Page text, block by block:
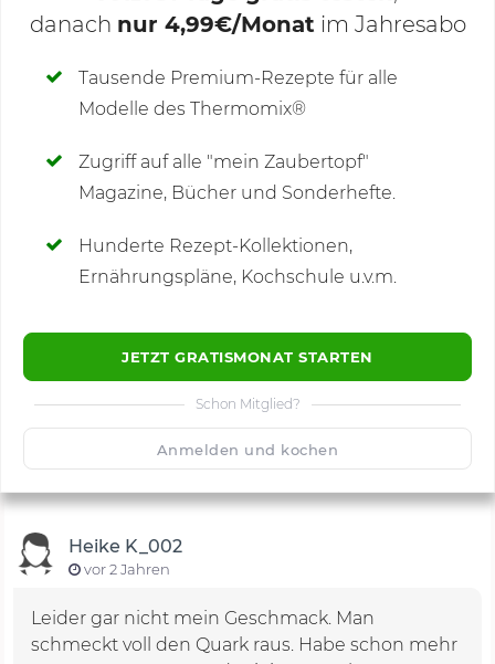
Deine Notizen
danach nur 4,99€/Monat im Jahresabo
Tausende Premium-Rezepte für alle
Modelle des Thermomix®
Zugriff auf alle "mein Zaubertopf"
Magazine, Bücher und Sonderhefte.
Hunderte Rezept-Kollektionen,
Ernährungspläne, Kochschule u.v.m.
JETZT GRATISMONAT STARTEN
Schon Mitglied?
Anmelden und kochen
Kommentare(4)
🙂 Speichern
Heike K_002
vor 2 Jahren
Leider gar nicht mein Geschmack. Man
schmeckt voll den Quark raus. Habe schon mehr